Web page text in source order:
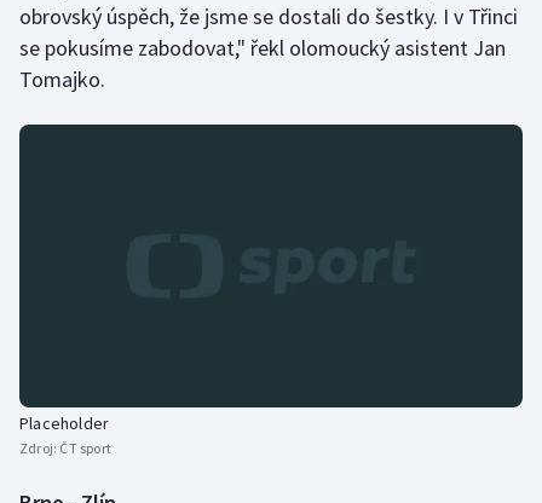
obrovský úspěch, že jsme se dostali do šestky. I v Třinci
se pokusíme zabodovat," řekl olomoucký asistent Jan
Tomajko.
Placeholder
Zdroj: ČT sport